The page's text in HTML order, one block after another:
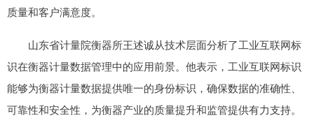
质量和客户满意度。
山东省计量院衡器所王述诚从技术层面分析了工业互联网标
识在衡器计量数据管理中的应用前景。他表示，工业互联网标识
能够为衡器计量数据提供唯一的身份标识，确保数据的准确性、
可靠性和安全性，为衡器产业的质量提升和监管提供有力支持。